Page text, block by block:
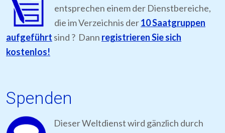
entsprechen einem der Dienstbereiche,
die im Verzeichnis der10 Saatgruppen
aufgeführt sind ? Dann registrieren Sie sich
kostenlos!
Spenden
Dieser Weltdienst wird gänzlich durch